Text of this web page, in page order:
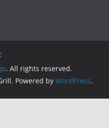
. All rights reserved.
Powered by WordPress.